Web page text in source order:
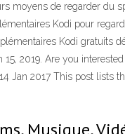
moyens de regarder du
Kodi pour
Kodi gratuits
2019. Are you
Jan 2017 This post lists
Musique,